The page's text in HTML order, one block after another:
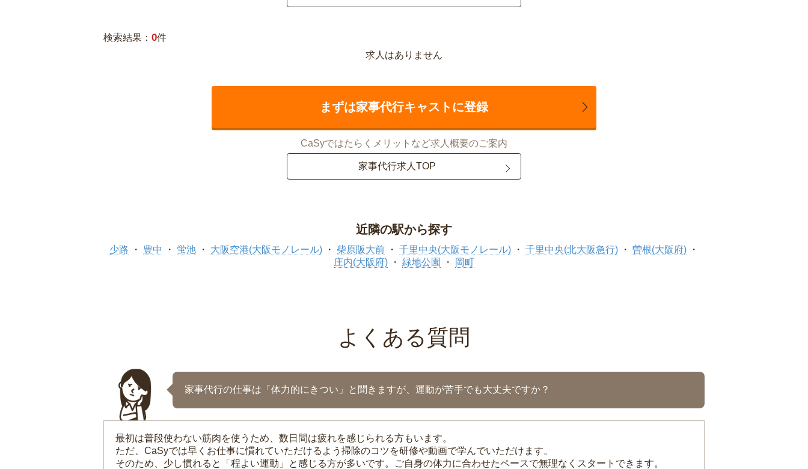
検索結果： 0件
求人はありません
まずは家事代行キャストに登録
CaSyではたらくメリットなど求人概要のご案内
家事代行求人TOP
近隣の駅から探す
少路 豊中 蛍池 大阪空港(大阪モノレール) 柴原阪大前 千里中央(大阪モノレール) 千里中央(北大阪急行)
曽根(大阪府)
庄内(大阪府)
緑地公園 岡町
よくある質問
家事代行の仕事は「体力的にきつい」と聞きますが、運動が苦手でも大丈夫ですか？
最初は普段使わない筋肉を使うため、数日間は疲れを感じられる方もいます。
ただ、CaSyでは早くお仕事に慣れていただけるよう掃除のコツを研修や動画で学んでいただけます。
そのため、少し慣れると「程よい運動」と感じる方が多いです。ご自身の体力に合わせたペースで無理なくスタートできます。